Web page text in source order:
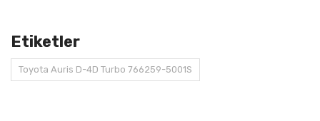
Etiketler
Toyota Auris D-4D Turbo 766259-5001S